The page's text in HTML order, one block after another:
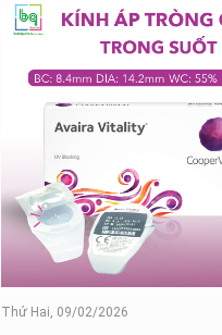
Thứ Hai, 09/02/2026